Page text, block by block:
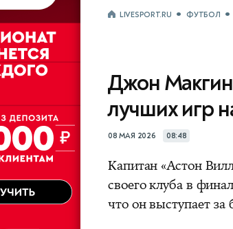
LIVESPORT.RU ФУТБОЛ
Джон
лучших игр
08 МАЯ 2026 08:48
Капитан «Астон
своего клуба в
что он выступает